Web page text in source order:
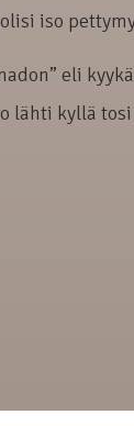
iso
eli
lähti kyllä